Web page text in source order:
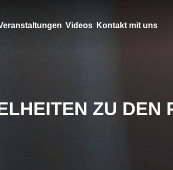
Videos Kontakt mit uns
ZU DEN